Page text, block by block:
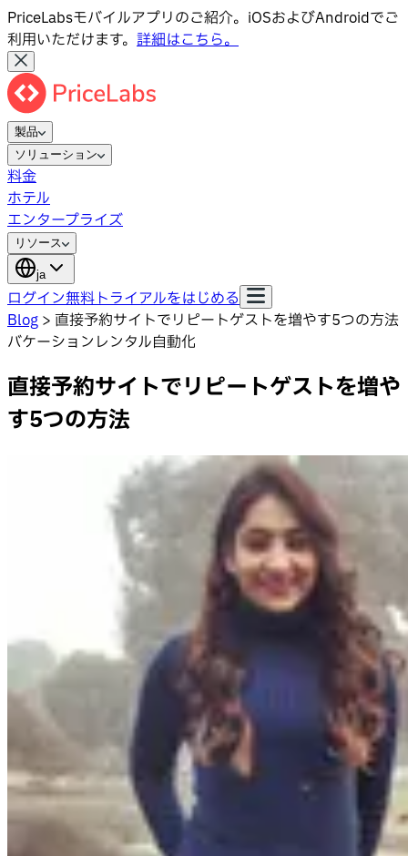
PriceLabsモバイルアプリのご紹介。iOSおよびAndroidでご
利用いただけます。 詳細はこちら。
製品
ソリューション
料金
ホテル
エンタープライズ
リソース
ja
ログイン無料トライアルをはじめる
Blog > 直接予約サイトでリピートゲストを増やす5つの方法
バケーションレンタル自動化
直接予約サイトでリピートゲストを増や
す5つの方法